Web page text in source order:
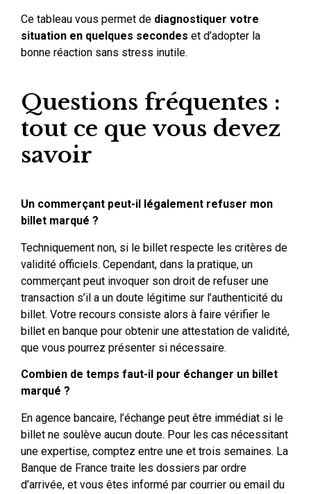
Ce tableau vous permet de diagnostiquer votre
situation en quelques secondes et d’adopter la
bonne réaction sans stress inutile.
Questions fréquentes :
tout ce que vous devez
savoir
Un commerçant peut-il légalement refuser mon
billet marqué ?
Techniquement non, si le billet respecte les critères de
validité officiels. Cependant, dans la pratique, un
commerçant peut invoquer son droit de refuser une
transaction s’il a un doute légitime sur l’authenticité du
billet. Votre recours consiste alors à faire vérifier le
billet en banque pour obtenir une attestation de validité,
que vous pourrez présenter si nécessaire.
Combien de temps faut-il pour échanger un billet
marqué ?
En agence bancaire, l’échange peut être immédiat si le
billet ne soulève aucun doute. Pour les cas nécessitant
une expertise, comptez entre une et trois semaines. La
Banque de France traite les dossiers par ordre
d’arrivée, et vous êtes informé par courrier ou email du